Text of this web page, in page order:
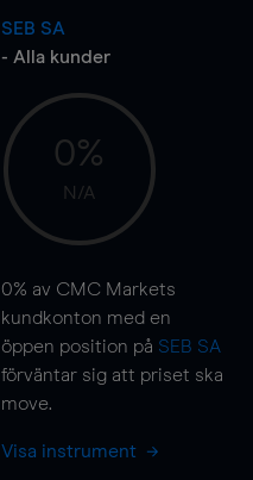
SEB SA
- Alla kunder
0%
N/A
0% av CMC Markets
kundkonton med en
öppen position på SEB SA
förväntar sig att priset ska
move.
Visa instrument